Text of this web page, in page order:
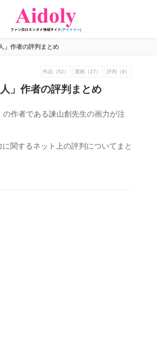
」作者の評判まとめ
作品（52） 漫画（27） 評判（9）
」作者の評判まとめ
作者である諫山創先生の画力が注
関するネット上の評判についてまと